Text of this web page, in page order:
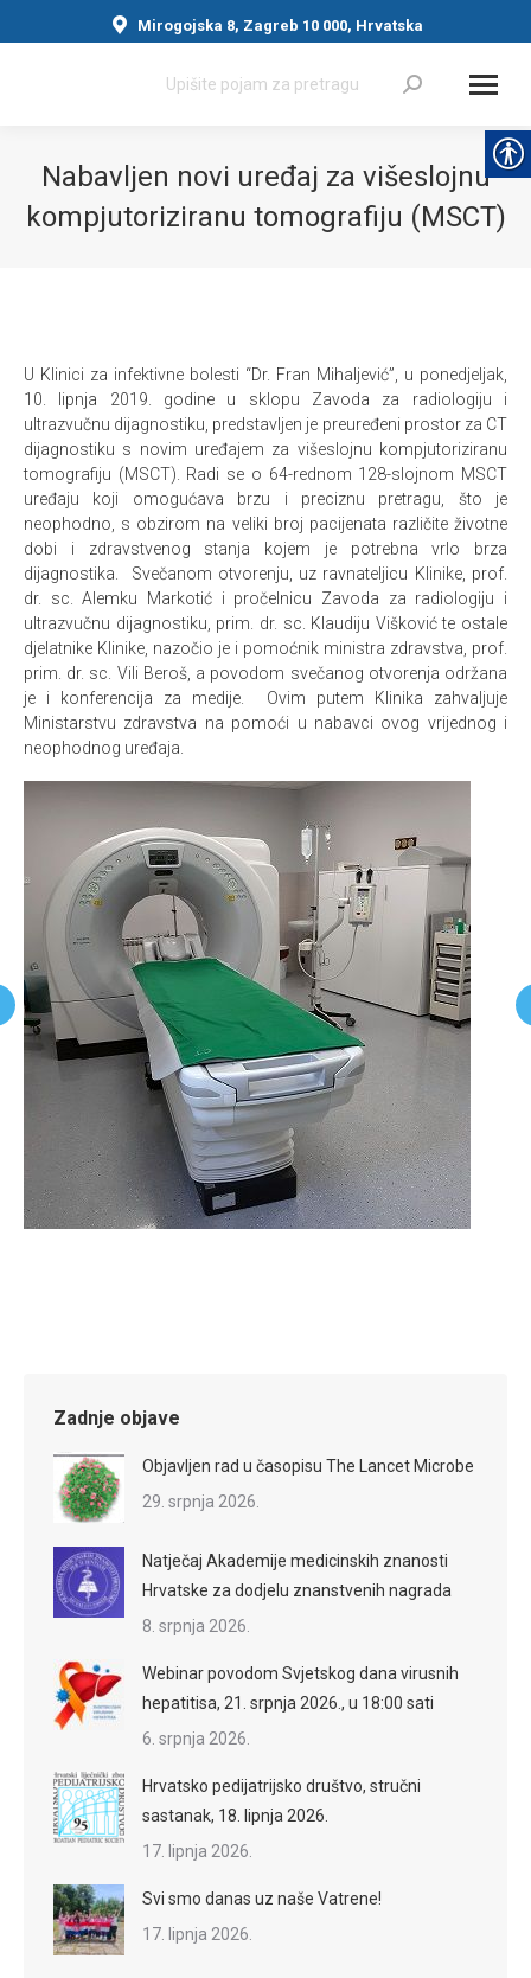
Mirogojska 8, Zagreb 10 000, Hrvatska
Search:
Nabavljen novi uređaj za višeslojnu
kompjutoriziranu tomografiju (MSCT)
U Klinici za infektivne bolesti “Dr. Fran Mihaljević”, u ponedjeljak,
10. lipnja 2019. godine u sklopu Zavoda za radiologiju i
ultrazvučnu dijagnostiku, predstavljen je preuređeni prostor za CT
dijagnostiku s novim uređajem za višeslojnu kompjutoriziranu
tomografiju (MSCT). Radi se o 64-rednom 128-slojnom MSCT
uređaju koji omogućava brzu i preciznu pretragu, što je
neophodno, s obzirom na veliki broj pacijenata različite životne
dobi i zdravstvenog stanja kojem je potrebna vrlo brza
dijagnostika. Svečanom otvorenju, uz ravnateljicu Klinike, prof.
dr. sc. Alemku Markotić i pročelnicu Zavoda za radiologiju i
ultrazvučnu dijagnostiku, prim. dr. sc. Klaudiju Višković te ostale
djelatnike Klinike, nazočio je i pomoćnik ministra zdravstva, prof.
prim. dr. sc. Vili Beroš, a povodom svečanog otvorenja održana
je i konferencija za medije. Ovim putem Klinika zahvaljuje
Ministarstvu zdravstva na pomoći u nabavci ovog vrijednog i
neophodnog uređaja.
Zadnje objave
Objavljen rad u časopisu The Lancet Microbe
29. srpnja 2026.
Natječaj Akademije medicinskih znanosti
Hrvatske za dodjelu znanstvenih nagrada
8. srpnja 2026.
Webinar povodom Svjetskog dana virusnih
hepatitisa, 21. srpnja 2026., u 18:00 sati
6. srpnja 2026.
Hrvatsko pedijatrijsko društvo, stručni
sastanak, 18. lipnja 2026.
17. lipnja 2026.
Svi smo danas uz naše Vatrene!
17. lipnja 2026.